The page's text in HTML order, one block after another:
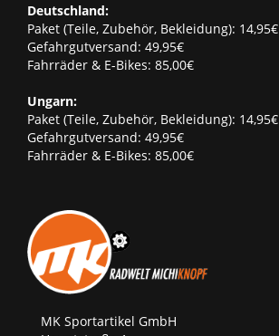
Deutschland:
Paket (Teile, Zubehör, Bekleidung): 14,95€
Gefahrgutversand: 49,95€
Fahrräder & E-Bikes: 85,00€
Ungarn:
Paket (Teile, Zubehör, Bekleidung): 14,95€
Gefahrgutversand: 49,95€
Fahrräder & E-Bikes: 85,00€
MK Sportartikel GmbH